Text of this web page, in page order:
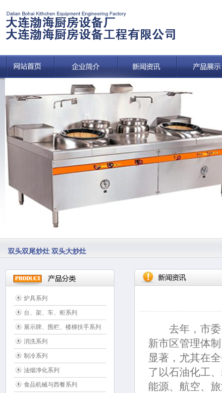
炉具系列
台、架、车、柜系列
展示牌、围栏、楼梯扶手系列
消洗系列
制冷系列
油烟净化系列
食品机械与西餐系列
去年，市
新市区管理体
显著，尤其在
了以石油化工
能源、航空、